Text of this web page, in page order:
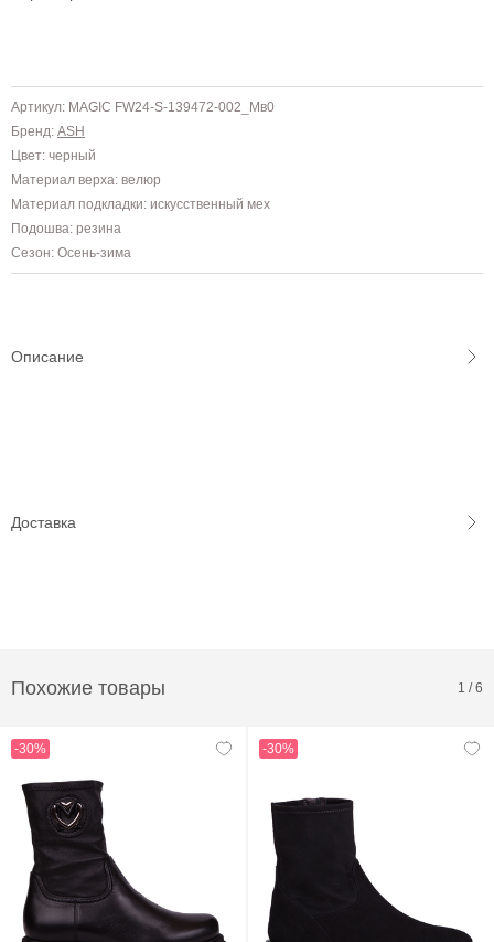
Артикул: MAGIC FW24-S-139472-002_Mв0
Бренд: ASH
Цвет: черный
Материал верха: велюр
Материал подкладки: искусственный мех
Подошва: резина
Сезон: Осень-зима
Описание
Доставка
Похожие товары 1 /6
-30% -30%